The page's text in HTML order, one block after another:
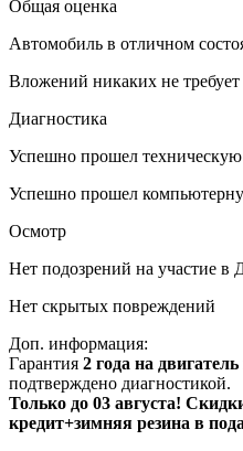
Общая оценка
Автомобиль в отличном
Вложений никаких не требует
Диагностика
Успешно прошел техническую
Успешно прошел
Осмотр
Нет подозрений на участие в
Нет скрытых повреждений
Доп. информация:
Гарантия 2 года на
подтверждено диагностикой.
Только до 03 августа!
кредит+зимняя резина в